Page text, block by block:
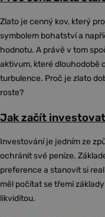
Zlato je cenný kov, který
symbolem bohatství a
hodnotu. A právě v tom
aktivum, které dlouhodobě
turbulence. Proč je zlato
roste?
Jak začít investovat
Investování je jedním ze
ochránit své peníze.
preference a stanovit si
měl počítat se třemi
likviditou.